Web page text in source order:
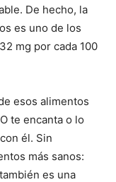
De hecho, la
es uno de los
mg por cada 100
esos alimentos
te encanta o lo
él. Sin
más sanos:
es una